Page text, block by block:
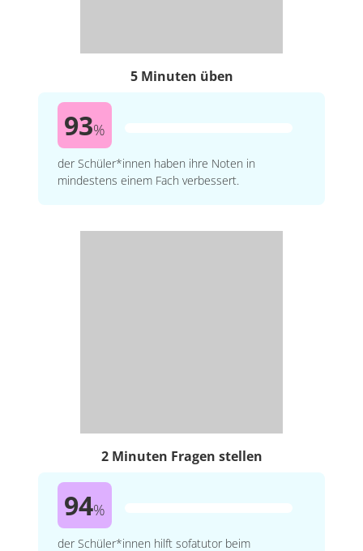
5 Minuten üben
93%
der Schüler*innen haben ihre Noten in
mindestens einem Fach verbessert.
2 Minuten Fragen stellen
94%
der Schüler*innen hilft sofatutor beim